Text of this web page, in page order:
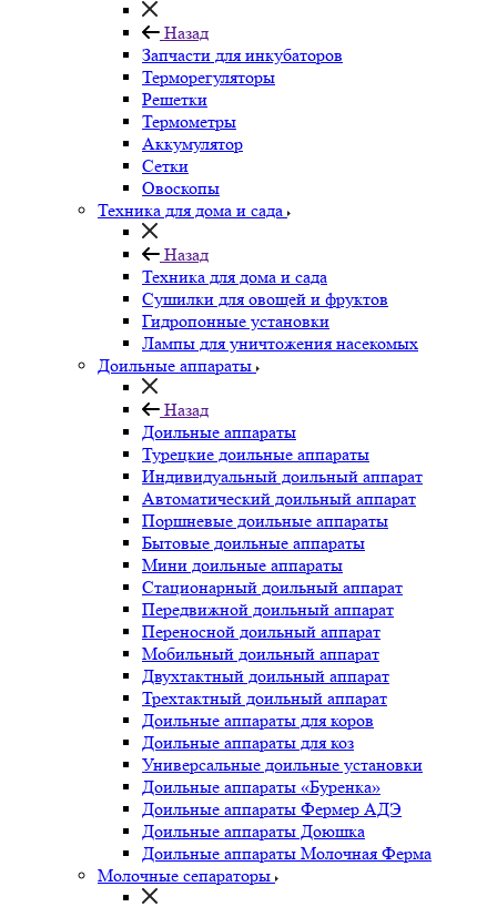
Назад
Запчасти для инкубаторов
Терморегуляторы
Решетки
Термометры
Аккумулятор
Сетки
Овоскопы
Техника для дома и сада
Назад
Техника для дома и сада
Сушилки для овощей и фруктов
Гидропонные установки
Лампы для уничтожения насекомых
Доильные аппараты
Назад
Доильные аппараты
Турецкие доильные аппараты
Индивидуальный доильный аппарат
Автоматический доильный аппарат
Поршневые доильные аппараты
Бытовые доильные аппараты
Мини доильные аппараты
Стационарный доильный аппарат
Передвижной доильный аппарат
Переносной доильный аппарат
Мобильный доильный аппарат
Двухтактный доильный аппарат
Трехтактный доильный аппарат
Доильные аппараты для коров
Доильные аппараты для коз
Универсальные доильные установки
Доильные аппараты «Буренка»
Доильные аппараты Фермер АДЭ
Доильные аппараты Доюшка
Доильные аппараты Молочная Ферма
Молочные сепараторы